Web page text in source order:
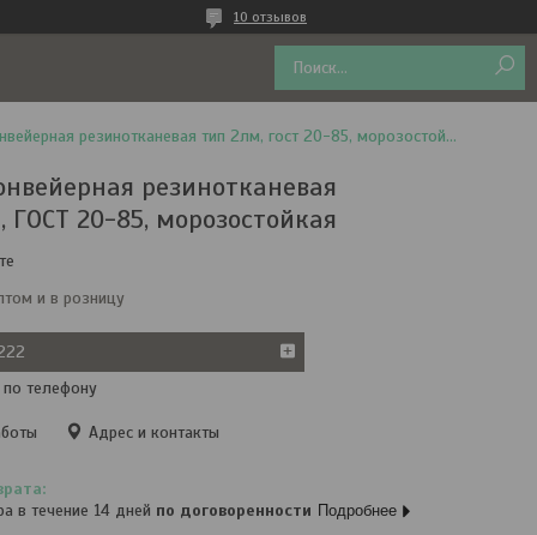
10 отзывов
Лента конвейерная резинотканевая тип 2лм, гост 20-85, морозостойкая
резинотканевая
20-85, морозостойкая
и в розницу
телефону
Адрес и контакты
в течение 14 дней по договоренности Подробнее